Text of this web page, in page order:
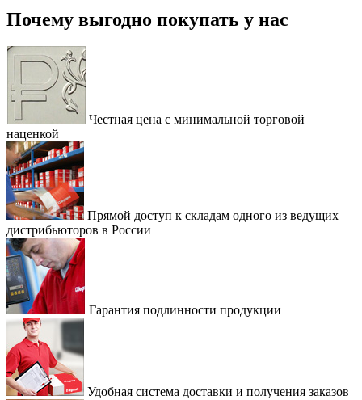
Почему выгодно покупать у нас
Честная цена с минимальной торговой
наценкой
Прямой доступ к складам одного из ведущих
дистрибьюторов в России
Гарантия подлинности продукции
Удобная система доставки и получения заказов